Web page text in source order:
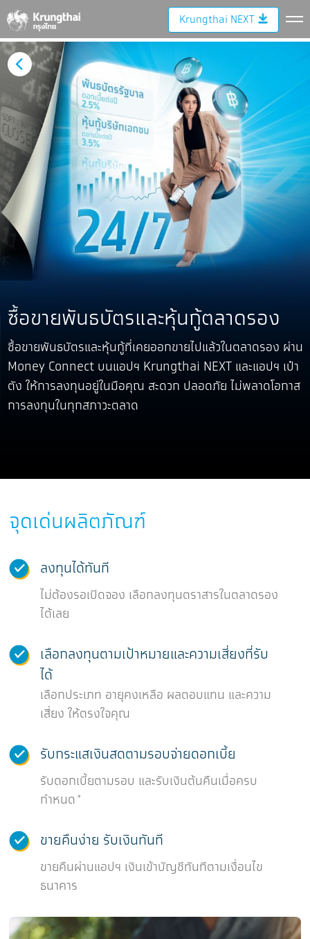
Krungthai NEXT
ซื้อขายพันธบัตรและหุ้นกู้ตลาดรอง
ซื้อขายพันธบัตรและหุ้นกู้ที่เคยออกขายไปแล้วในตลาดรอง ผ่าน
Money Connect บนแอปฯ Krungthai NEXT และแอปฯ เป๋า
ตัง ให้การลงทุนอยู่ในมือคุณ สะดวก ปลอดภัย ไม่พลาดโอกาส
การลงทุนในทุกสภาวะตลาด
จุดเด่นผลิตภัณฑ์
ลงทุนได้ทันที
ไม่ต้องรอเปิดจอง เลือกลงทุนตราสารในตลาดรอง
ได้เลย
เลือกลงทุนตามเป้าหมายและความเสี่ยงที่รับ
ได้
เลือกประเภท อายุคงเหลือ ผลตอบแทน และความ
เสี่ยง ให้ตรงใจคุณ
รับกระแสเงินสดตามรอบจ่ายดอกเบี้ย
รับดอกเบี้ยตามรอบ และรับเงินต้นคืนเมื่อครบ
กำหนด*
ขายคืนง่าย รับเงินทันที
ขายคืนผ่านแอปฯ เงินเข้าบัญชีทันทีตามเงื่อนไข
ธนาคาร